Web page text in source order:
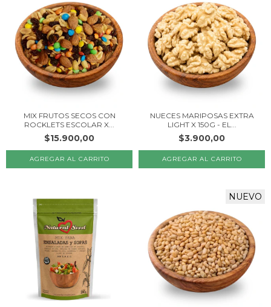
MIX FRUTOS SECOS CON
ROCKLETS ESCOLAR X...
$15.900,00
NUECES MARIPOSAS EXTRA
LIGHT X 150G - EL...
$3.900,00
NUEVO